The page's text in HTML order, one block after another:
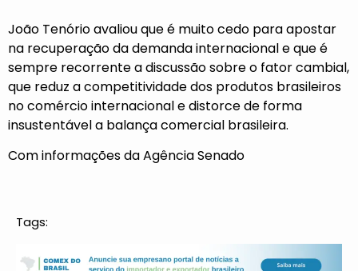
João Tenório avaliou que é muito cedo para apostar
na recuperação da demanda internacional e que é
sempre recorrente a discussão sobre o fator cambial,
que reduz a competitividade dos produtos brasileiros
no comércio internacional e distorce de forma
insustentável a balança comercial brasileira.
Com informações da Agência Senado
Tags: